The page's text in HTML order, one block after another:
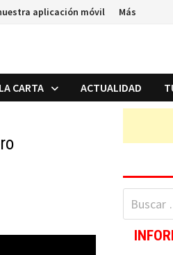
aplicación móvil Más
CARTA ACTUALIDAD
Buscar: